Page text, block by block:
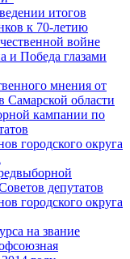
итогов
к 70-летию
войне
и Победа глазами
мнения от
области
кампании по
городского округа
депутатов
городского округа
на звание